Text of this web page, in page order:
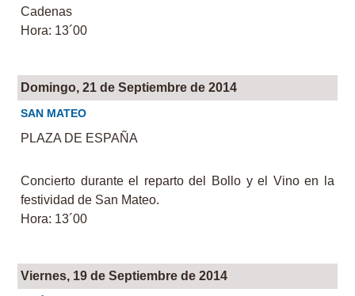
Cadenas
Hora: 13´00
Domingo, 21 de Septiembre de 2014
SAN MATEO
PLAZA DE ESPAÑA
Concierto durante el reparto del Bollo y el Vino en la
festividad de San Mateo.
Hora: 13´00
Viernes, 19 de Septiembre de 2014